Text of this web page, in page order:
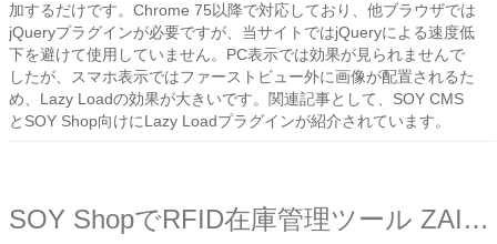
加するだけです。Chrome 75以降で対応しており、他ブラウザでは
jQueryプラグインが必要ですが、当サイトではjQueryによる速度低
下を避けて使用していません。PC表示では効果が見られませんで
したが、スマホ表示ではファーストビュー外に画像が配置されるた
め、Lazy Loadの効果が大きいです。関連記事として、SOY CMS
とSOY Shop向けにLazy Loadプラグインが紹介されています。
SOY ShopでRFID在庫管理ツール ZAIKAに対応しました